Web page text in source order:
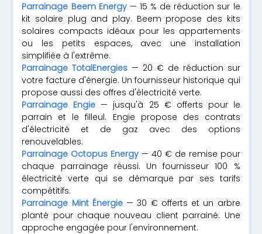
Parrainage Beem Energy— 15 % de réduction sur le
kit solaire plug and play. Beem propose des kits
solaires compacts idéaux pour les appartements
ou les petits espaces, avec une installation
simplifiée à l'extrême.
Parrainage TotalEnergies — 20 € de réduction sur
votre facture d'énergie. Un fournisseur historique qui
propose aussi des offres d'électricité verte.
Parrainage Engie — jusqu'à 25 € offerts pour le
parrain et le filleul. Engie propose des contrats
d'électricité et de gaz avec des options
renouvelables.
Parrainage Octopus Energy — 40 € de remise pour
chaque parrainage réussi. Un fournisseur 100 %
électricité verte qui se démarque par ses tarifs
compétitifs.
Parrainage Mint Énergie— 30 € offerts et un arbre
planté pour chaque nouveau client parrainé. Une
approche engagée pour l'environnement.